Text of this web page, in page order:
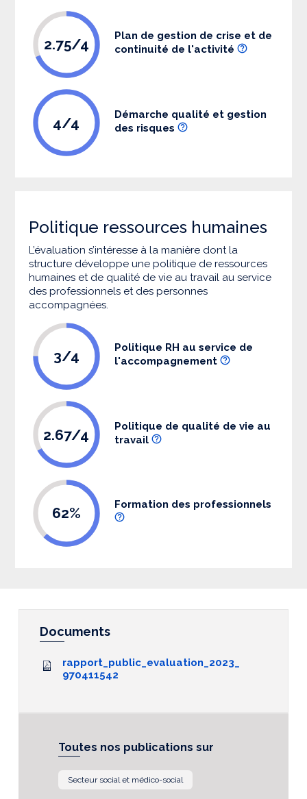
2.75/4
Plan de gestion de crise et de
continuité de l'activité
4/4
Démarche qualité et gestion
des risques
Politique ressources humaines
L’évaluation s’intéresse à la manière dont la
structure développe une politique de ressources
humaines et de qualité de vie au travail au service
des professionnels et des personnes
accompagnées.
3/4
Politique RH au service de
l'accompagnement
2.67/4
Politique de qualité de vie au
travail
62% Formation des professionnels
Documents
rapport_public_evaluation_2023_
970411542
Toutes nos publications sur
Secteur social et médico-social